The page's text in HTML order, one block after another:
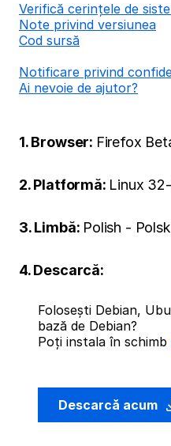
Verifică cerințele de
Note privind versiunea
Cod sursă
Notificare privind
Ai nevoie de ajutor?
1. Browser: Firefox
2. Platformă: Linux
3. Limbă: Polish -
4. Descarcă:
Folosești Debian,
bază de Debian?
Poți instala în schimb
Descarcă acum